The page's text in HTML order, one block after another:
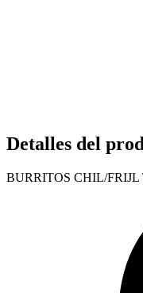
Detalles del
BURRITOS CHIL/